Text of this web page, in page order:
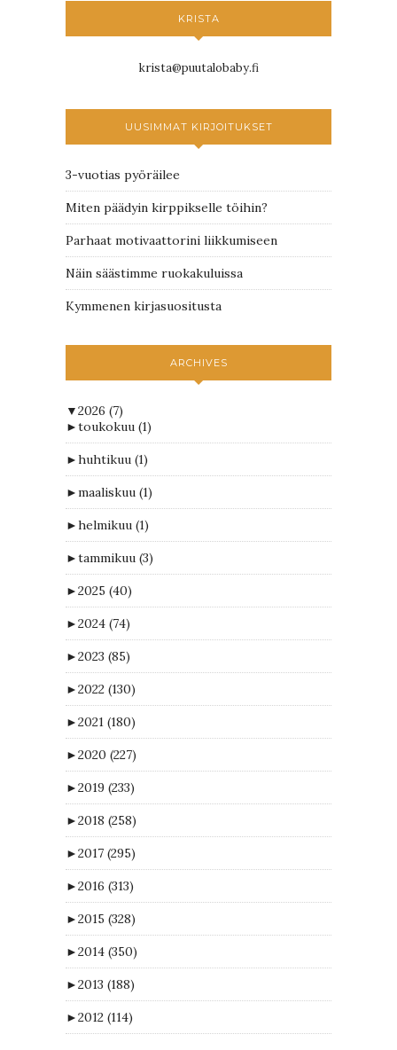
KRISTA
krista@puutalobaby.fi
UUSIMMAT KIRJOITUKSET
3-vuotias pyöräilee
Miten päädyin kirppikselle töihin?
Parhaat motivaattorini liikkumiseen
Näin säästimme ruokakuluissa
Kymmenen kirjasuositusta
ARCHIVES
▼2026 (7)
►toukokuu (1)
►huhtikuu (1)
►maaliskuu (1)
►helmikuu (1)
►tammikuu (3)
►2025 (40)
►2024 (74)
►2023 (85)
►2022 (130)
►2021 (180)
►2020 (227)
►2019 (233)
►2018 (258)
►2017 (295)
►2016 (313)
►2015 (328)
►2014 (350)
►2013 (188)
►2012 (114)